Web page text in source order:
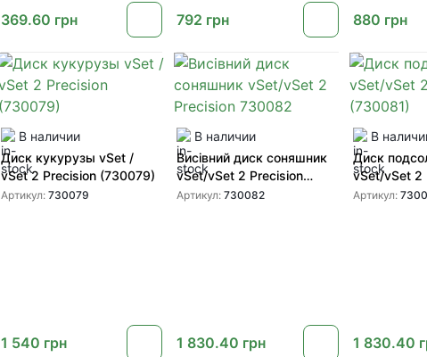
369.60 грн 792 грн 880 грн
В наличии
Диск кукурузы vSet /
vSet 2 Precision (730079)
Артикул:730079
1 540 грн
В наличии
Висівний диск соняшник
vSet/vSet 2 Precision
730082
Артикул:730082
1 830.40 грн
В
Диск
vSet/vSet 2
(730081)
Артикул:
1 830.40